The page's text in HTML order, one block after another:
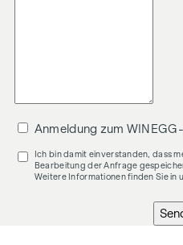
Anmeldung zum
Ich bin damit einverstanden, dass
Bearbeitung der Anfrage
Weitere Informationen finden Sie in